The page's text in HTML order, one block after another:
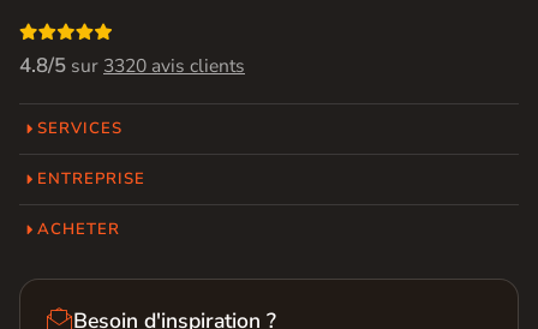

4.8/5 sur 3320 avis clients
SERVICES
ENTREPRISE
ACHETER
Besoin d'inspiration ?